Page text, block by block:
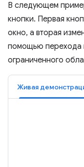
В следующем
кнопки. Первая
окно, а вторая
помощью перехода
ограниченного
Живая